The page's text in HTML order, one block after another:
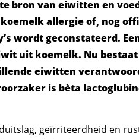
bron van eiwitten en
allergie of, nog
wordt geconstateerd.
uit koemelk. Nu
eiwitten
is bèta
geïrriteerdheid en